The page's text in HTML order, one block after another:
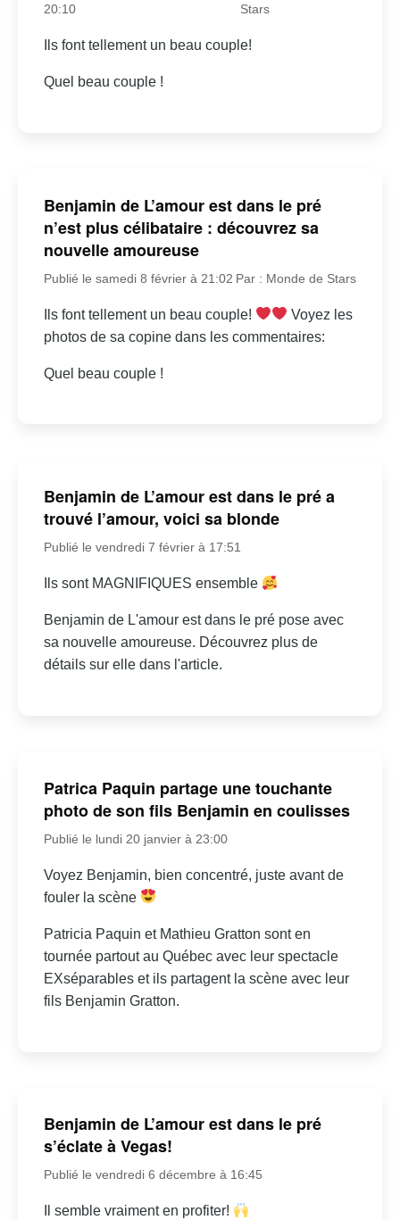
20:10
Stars
Ils font tellement un beau couple!
Quel beau couple !
Benjamin de L’amour est dans le pré
n’est plus célibataire : découvrez sa
nouvelle amoureuse
Publié le samedi 8 février à 21:02 Par : Monde de Stars
Ils font tellement un beau couple!
Voyez les
photos de sa copine dans les commentaires:
Quel beau couple !
Benjamin de L’amour est dans le pré a
trouvé l’amour, voici sa blonde
Publié le vendredi 7 février à 17:51
Ils sont MAGNIFIQUES ensemble
Benjamin de L'amour est dans le pré pose avec
sa nouvelle amoureuse. Découvrez plus de
détails sur elle dans l'article.
Patrica Paquin partage une touchante
photo de son fils Benjamin en coulisses
Publié le lundi 20 janvier à 23:00
Voyez Benjamin, bien concentré, juste avant de
fouler la scène
Patricia Paquin et Mathieu Gratton sont en
tournée partout au Québec avec leur spectacle
EXséparables et ils partagent la scène avec leur
fils Benjamin Gratton.
Benjamin de L’amour est dans le pré
s’éclate à Vegas!
Publié le vendredi 6 décembre à 16:45
Il semble vraiment en profiter!